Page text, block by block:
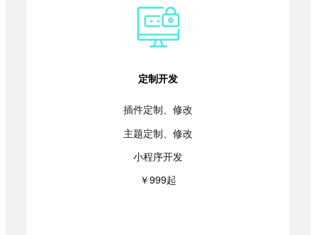
定制开发
插件定制、修改
主题定制、修改
小程序开发
￥999起